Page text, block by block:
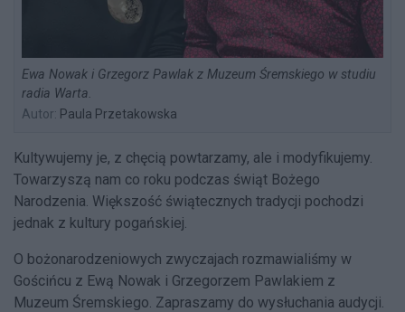
Ewa Nowak i Grzegorz Pawlak z Muzeum Śremskiego w studiu
radia Warta.
Autor: Paula Przetakowska
Kultywujemy je, z chęcią powtarzamy, ale i modyfikujemy.
Towarzyszą nam co roku podczas świąt Bożego
Narodzenia. Większość świątecznych tradycji pochodzi
jednak z kultury pogańskiej.
O bożonarodzeniowych zwyczajach rozmawialiśmy w
Gościńcu z Ewą Nowak i Grzegorzem Pawlakiem z
Muzeum Śremskiego. Zapraszamy do wysłuchania audycji.